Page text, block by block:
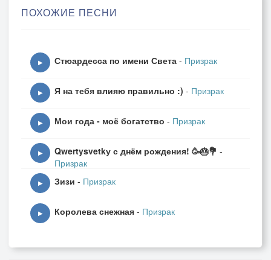
ПОХОЖИЕ ПЕСНИ
▶ Стюардесса по имени Света - Призрак
▶ Я на тебя влияю правильно :) - Призрак
▶ Мои года - моё богатство - Призрак
▶ Qwertysvetkу с днём рождения! 🥳🎂💐 -
Призрак
▶ Зизи - Призрак
▶ Королева снежная - Призрак